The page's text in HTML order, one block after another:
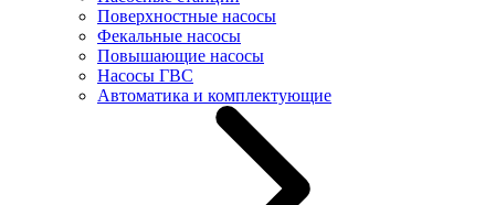
Поверхностные насосы
Фекальные насосы
Повышающие насосы
Насосы ГВС
Автоматика и комплектующие